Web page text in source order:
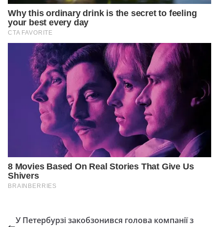
У Петербурзі закобзонився голова компанії з